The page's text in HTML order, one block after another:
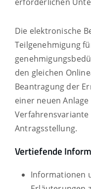
Die elektronische
Teilgenehmigung
den gleichen
Beantragung der
einer neuen
Antragsstellung.
Vertiefende
Informationen